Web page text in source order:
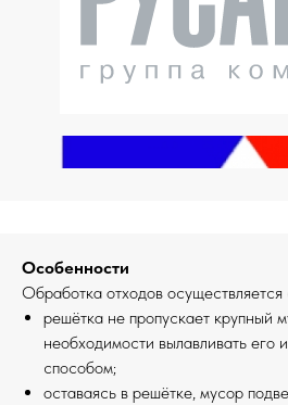
Особенности
Обработка отходов
решётка не пропускает крупный
необходимости вылавливать его
способом;
оставаясь в решётке, мусор